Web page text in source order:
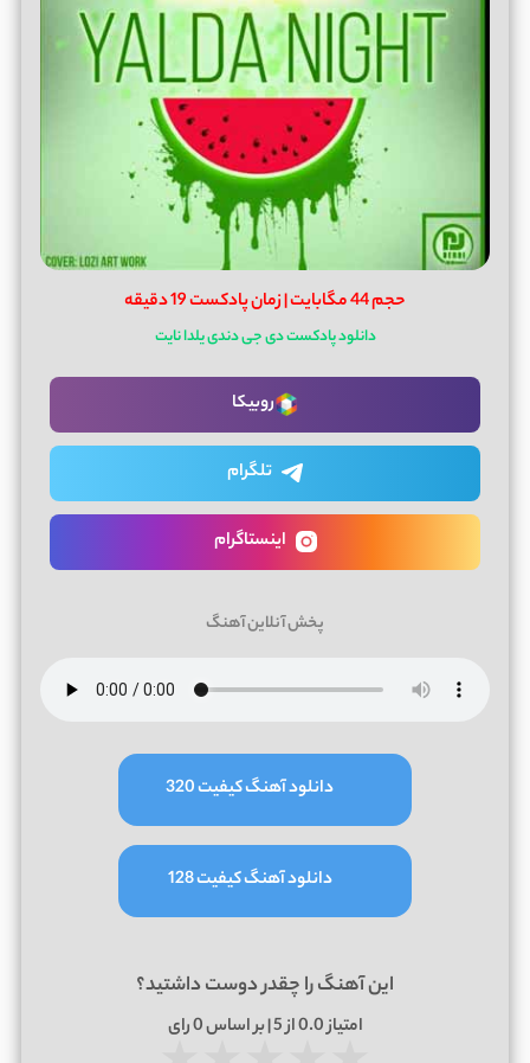
حجم 44 مگابایت | زمان پادکست 19 دقیقه
دانلود پادکست دی جی دندی یلدا نایت
روبیکا
تلگرام
اینستاگرام
پخش آنلاین آهنگ
دانلود آهنگ کیفیت 320
دانلود آهنگ کیفیت 128
این آهنگ را چقدر دوست داشتید؟
امتیاز0.0از 5 | بر اساس 0رای